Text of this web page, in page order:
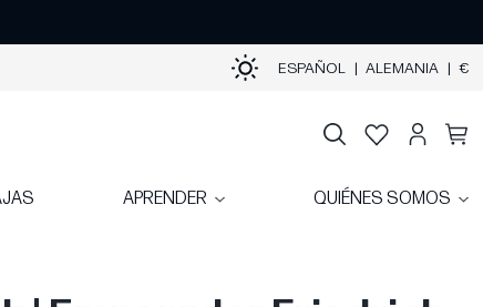
ESPAÑOL | ALEMANIA | €
APRENDER QUIÉNES SOMOS